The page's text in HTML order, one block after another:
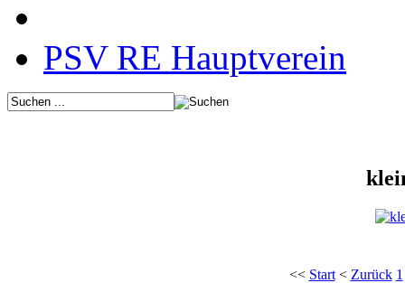
PSV RE Hauptverein
<< Start< Zurück 1